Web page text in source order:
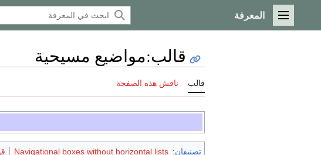
القائمة الرئيسية
المعرفة
قالب:مواضيع مسيحية
قالب ناقش هذه الصفحة
تصنيفان:
Navigational boxes without horizontal lists